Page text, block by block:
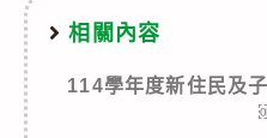
相關內容
114學年度新住民及